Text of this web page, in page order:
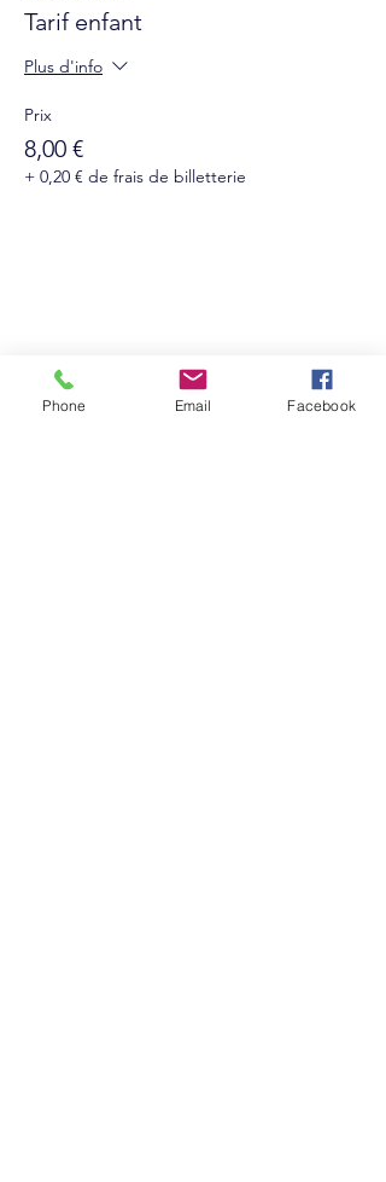
Tarif enfant
Plus d'info
Prix
8,00 €
+ 0,20 € de frais de billetterie
Suivez-nous sur les réseaux sociaux :
Phone Email Facebook